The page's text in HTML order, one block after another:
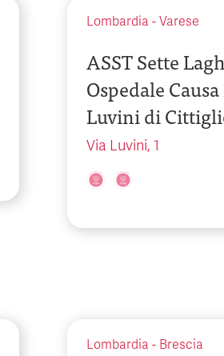
Lombardia - Varese
ASST Sette
Ospedale
Luvini di
Via Luvini, 1
Lombardia - Brescia